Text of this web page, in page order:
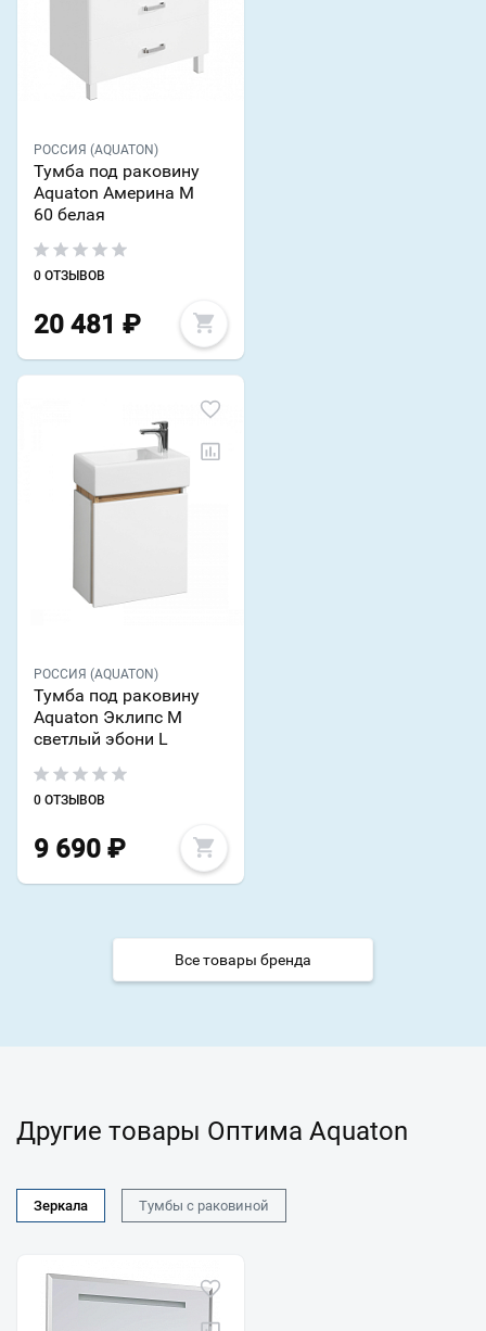
РОССИЯ (AQUATON)
Тумба под раковину
Aquaton Америна М
60 белая
0 ОТЗЫВОВ
20 481 ₽
РОССИЯ (AQUATON)
Тумба под раковину
Aquaton Эклипс М
светлый эбони L
0 ОТЗЫВОВ
9 690 ₽
Все товары бренда
Другие товары Оптима Aquaton
Зеркала Тумбы с раковиной